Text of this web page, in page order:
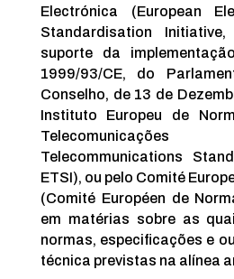
Electrónica (European
Standardisation
suporte da
1999/93/CE, do
Conselho, de 13 de
Instituto Europeu de
Telecommunications
ETSI), ou pelo Comité
(Comité Européen de
em matérias sobre as
normas, especificações e
técnica previstas na alínea